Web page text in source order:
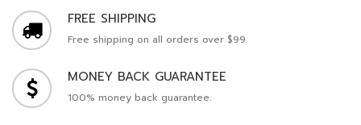
FREE SHIPPING
Free shipping on all orders over $99.
MONEY BACK GUARANTEE
100% money back guarantee.